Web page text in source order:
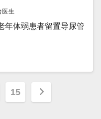
医生
年体弱患者留置导尿管
15